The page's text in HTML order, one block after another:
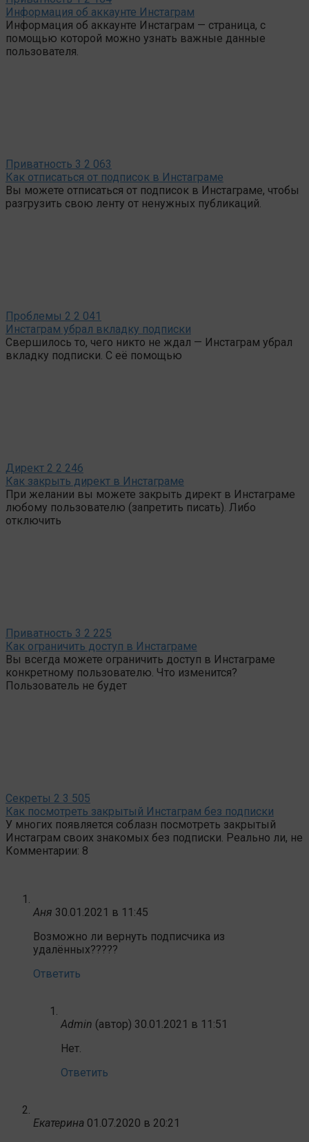
Информация об аккаунте Инстаграм
Информация об аккаунте Инстаграм — страница, с
помощью которой можно узнать важные данные
пользователя.
Приватность 3 2 063
Как отписаться от подписок в Инстаграме
Вы можете отписаться от подписок в Инстаграме, чтобы
разгрузить свою ленту от ненужных публикаций.
Проблемы 2 2 041
Инстаграм убрал вкладку подписки
Свершилось то, чего никто не ждал — Инстаграм убрал
вкладку подписки. С её помощью
Директ 2 2 246
Как закрыть директ в Инстаграме
При желании вы можете закрыть директ в Инстаграме
любому пользователю (запретить писать). Либо
отключить
Приватность 3 2 225
Как ограничить доступ в Инстаграме
Вы всегда можете ограничить доступ в Инстаграме
конкретному пользователю. Что изменится?
Пользователь не будет
Секреты 2 3 505
Как посмотреть закрытый Инстаграм без подписки
У многих появляется соблазн посмотреть закрытый
Инстаграм своих знакомых без подписки. Реально ли, не
Комментарии: 8
Аня 30.01.2021 в 11:45
Возможно ли вернуть подписчика из
удалённых?????
Ответить
Admin (автор) 30.01.2021 в 11:51
Нет.
Ответить
Екатерина 01.07.2020 в 20:21